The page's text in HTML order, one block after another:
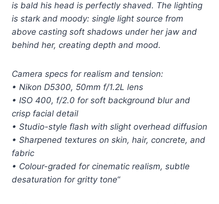
is bald his head is perfectly shaved. The lighting
is stark and moody: single light source from
above casting soft shadows under her jaw and
behind her, creating depth and mood.
Camera specs for realism and tension:
• Nikon D5300, 50mm f/1.2L lens
• ISO 400, f/2.0 for soft background blur and
crisp facial detail
• Studio-style flash with slight overhead diffusion
• Sharpened textures on skin, hair, concrete, and
fabric
• Colour-graded for cinematic realism, subtle
desaturation for gritty tone“